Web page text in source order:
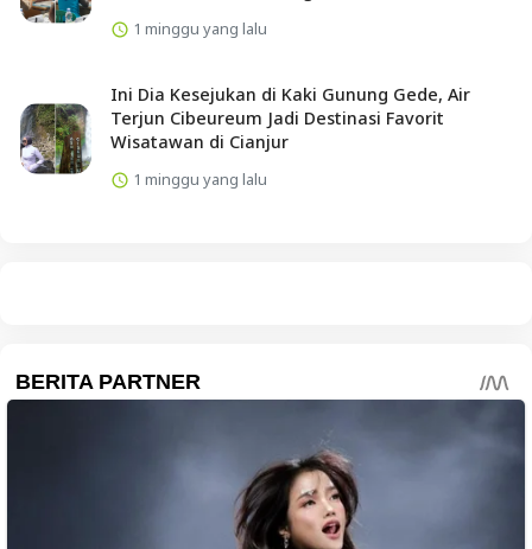
1 minggu yang lalu
Ini Dia Kesejukan di Kaki Gunung Gede, Air
Terjun Cibeureum Jadi Destinasi Favorit
Wisatawan di Cianjur
1 minggu yang lalu